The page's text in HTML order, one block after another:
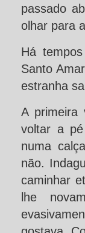
passado
olhar para
Há
Santo
estranha
A primeira
voltar a
numa
não.
caminhar
lhe